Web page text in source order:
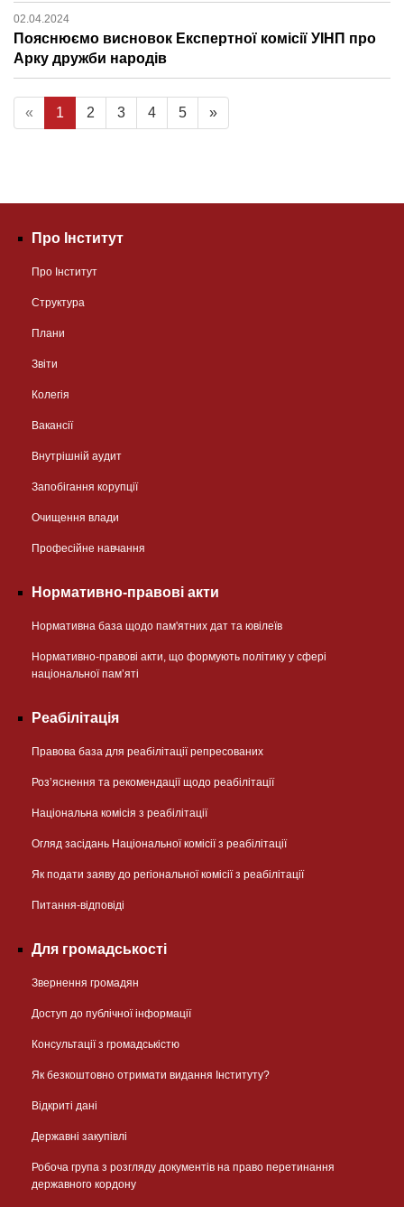
02.04.2024
Пояснюємо висновок Експертної комісії УІНП про
Арку дружби народів
« 1 2 3 4 5 »
Про Інститут
Про Інститут
Структура
Плани
Звіти
Колегія
Вакансії
Внутрішній аудит
Запобігання корупції
Очищення влади
Професійне навчання
Нормативно-правові акти
Нормативна база щодо пам'ятних дат та ювілеїв
Нормативно-правові акти, що формують політику у сфері
національної памʼяті
Реабілітація
Правова база для реабілітації репресованих
Розʼяснення та рекомендації щодо реабілітації
Національна комісія з реабілітації
Огляд засідань Національної комісії з реабілітації
Як подати заяву до регіональної комісії з реабілітації
Питання-відповіді
Для громадськості
Звернення громадян
Доступ до публічної інформації
Консультації з громадськістю
Як безкоштовно отримати видання Інституту?
Відкриті дані
Державні закупівлі
Робоча група з розгляду документів на право перетинання
державного кордону